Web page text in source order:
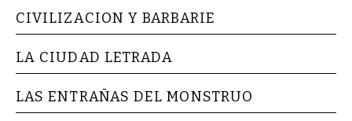
CIVILIZACION Y BARBARIE
LA CIUDAD LETRADA
LAS ENTRAÑAS DEL MONSTRUO